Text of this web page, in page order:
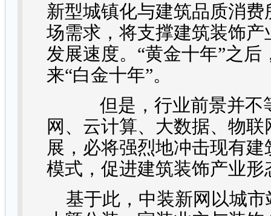
新型城镇化与建筑品质消
场需求，将支撑建筑装饰
发展速度。“黄金十年”之
来“白金十年”。
但是，行业前景并不
网、云计算、大数据、物
展，必将强烈地冲击现有
模式，促进建筑装饰产业形
基于此，中装新网以城